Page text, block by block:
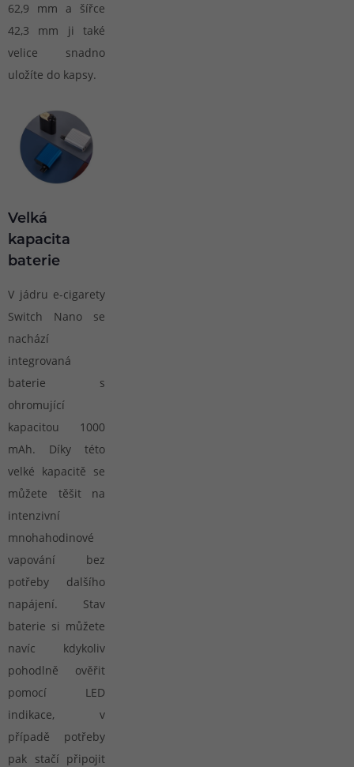
62,9 mm a šířce
42,3 mm ji také
velice snadno
uložíte do kapsy.
Velká
kapacita
baterie
V jádru e-cigarety
Switch Nano se
nachází
integrovaná
baterie s
ohromující
kapacitou 1000
mAh. Díky této
velké kapacitě se
můžete těšit na
intenzivní
mnohahodinové
vapování bez
potřeby dalšího
napájení. Stav
baterie si můžete
navíc kdykoliv
pohodlně ověřit
pomocí LED
indikace, v
případě potřeby
pak stačí připojit